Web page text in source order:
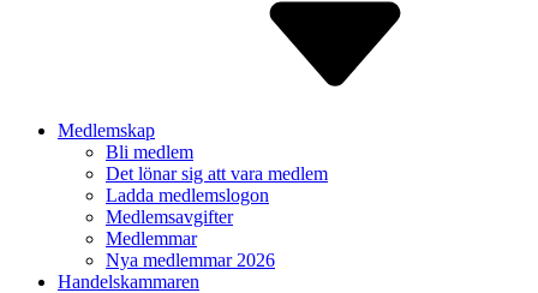
Medlemskap
Bli medlem
Det lönar sig att vara medlem
Ladda medlem­slogon
Medlems­avgifter
Medlemmar
Nya medlemmar 2026
Handelskammaren